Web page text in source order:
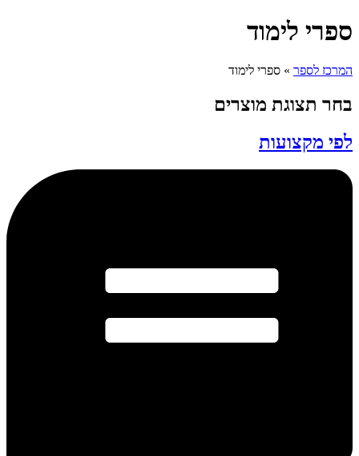
ספרי לימוד
המרכז לספר » ספרי לימוד
בחר תצוגת מוצרים
לפי מקצועות